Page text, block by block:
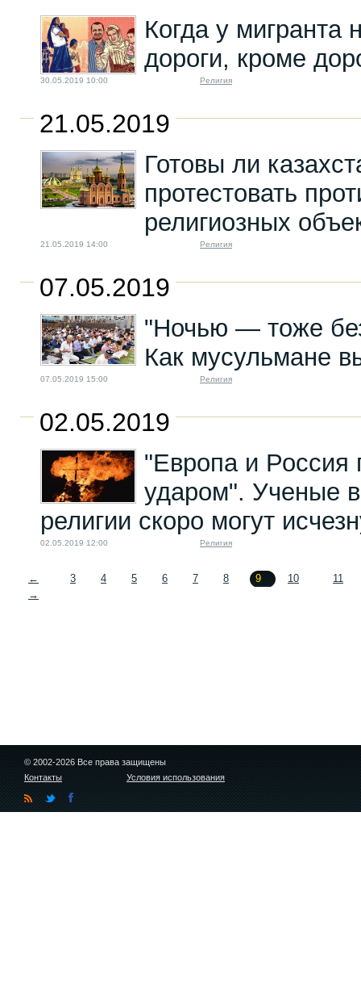
Когда у мигранта
дороги, кроме
30.05.2019 10:00 Религия
21.05.2019
Готовы ли
протестовать
религиозных
21.05.2019 14:00 Религия
07.05.2019
"Ночью — тоже
Как мусульмане
07.05.2019 15:00 Религия
02.05.2019
"Европа и Россия
ударом". Ученые
религии скоро могут
02.05.2019 12:00 Религия
← 3 4 5 6 7 8 9 10
11
→
© 2002-2026 Все права защищены
Контакты
Условия использования